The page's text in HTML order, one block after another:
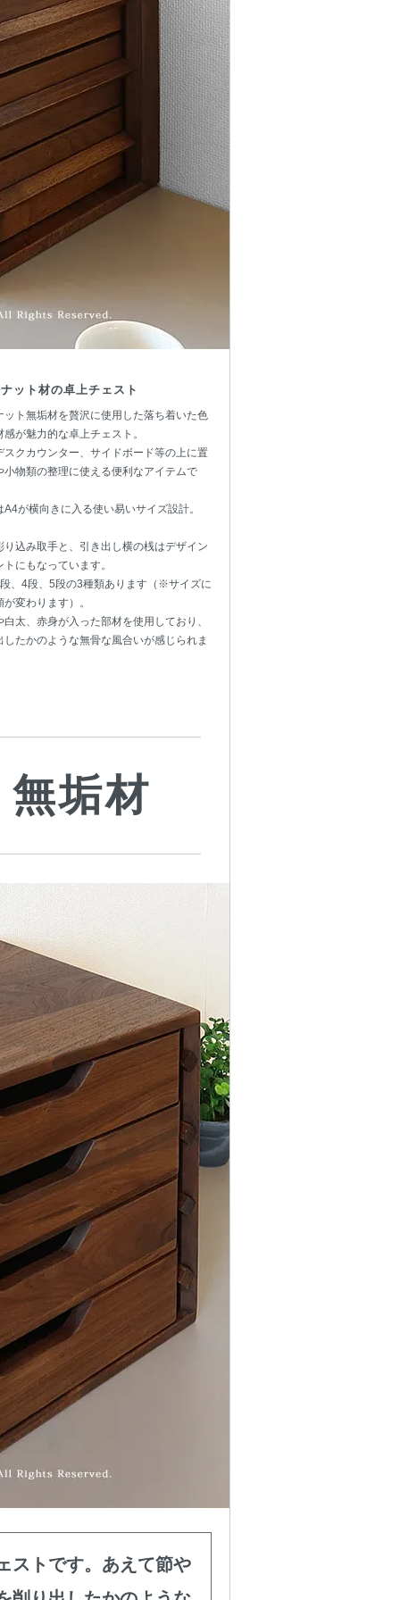
ット材の卓上チェスト
ット無垢材を贅沢に使用した落ち着いた色
が魅力的な卓上チェスト。
スクカウンター、サイドボード等の上に置
小物類の整理に使える便利なアイテムで
A4が横向きに入る使い易いサイズ設計。
り込み取手と、引き出し横の桟はデザイン
にもなっています。
、4段、5段の3種類あります（※サイズに
変わります）。
白太、赤身が入った部材を使用しており、
したかのような無骨な風合いが感じられま
垢材
ストです。あえて節や